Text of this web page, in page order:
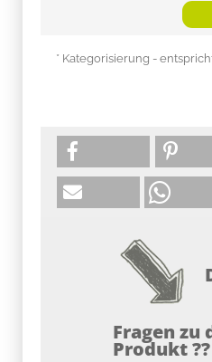
* Kategorisierung -
Fragen zu
Produkt ??